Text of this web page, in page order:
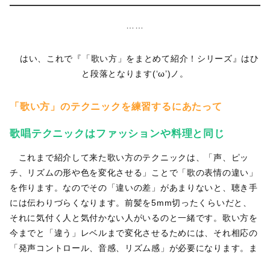
……
はい、これで『「歌い方」をまとめて紹介！シリーズ』はひ
と段落となります(‘ω’)ノ。
「歌い方」のテクニックを練習するにあたって
歌唱テクニックはファッションや料理と同じ
これまで紹介して来た歌い方のテクニックは、「声、ピッ
チ、リズムの形や色を変化させる」ことで「歌の表情の違い」
を作ります。なのでその「違いの差」があまりないと、聴き手
には伝わりづらくなります。前髪を5mm切ったくらいだと、
それに気付く人と気付かない人がいるのと一緒です。歌い方を
今までと「違う」レベルまで変化させるためには、それ相応の
「発声コントロール、音感、リズム感」が必要になります。ま